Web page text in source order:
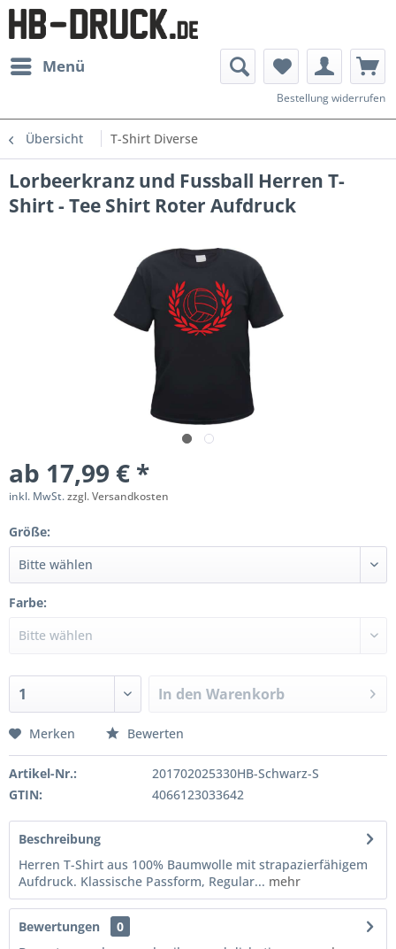
Menü
Bestellung widerrufen
Übersicht T-Shirt Diverse
Lorbeerkranz und Fussball Herren T-
Shirt - Tee Shirt Roter Aufdruck
ab 17,99 € *
inkl. MwSt.zzgl. Versandkosten
Größe:
Farbe:
In den Warenkorb
Merken Bewerten
Artikel-Nr.:
201702025330HB-Schwarz-S
GTIN:
4066123033642
Beschreibung
Herren T-Shirt aus 100% Baumwolle mit strapazierfähigem
Aufdruck. Klassische Passform, Regular... mehr
Bewertungen
0